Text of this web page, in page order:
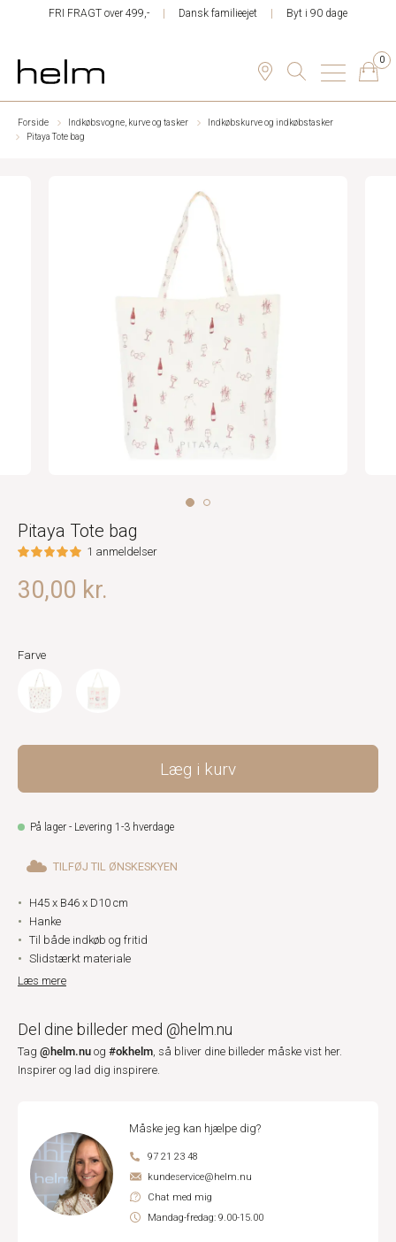
FRI FRAGT over 499,- Dansk familieejet Byt i 90 dage
0
Forside Indkøbsvogne, kurve og tasker
Indkøbskurve og indkøbstasker
Pitaya Tote bag
Pitaya Tote bag
1 anmeldelser
30,00 kr.
Farve
Læg i kurv
På lager - Levering 1-3 hverdage
TILFØJ TIL ØNSKESKYEN
H45 x B46 x D10 cm
Hanke
Til både indkøb og fritid
Slidstærkt materiale
Læs mere
Del dine billeder med @helm.nu
Tag @helm.nu og #okhelm, så bliver dine billeder måske vist her.
Inspirer og lad dig inspirere.
Måske jeg kan hjælpe dig?
97 21 23 48
kundeservice@helm.nu
Chat med mig
Mandag-fredag: 9.00-15.00